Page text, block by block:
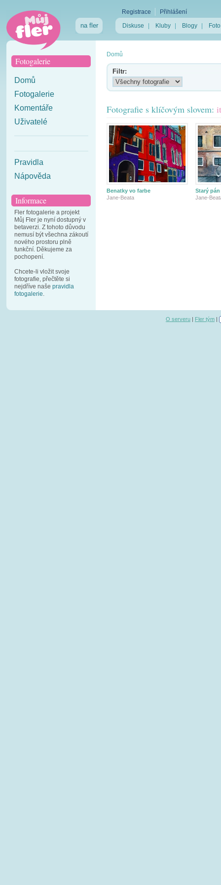
na fler
Registrace
Přihlášení
Diskuse
Kluby Blogy Foto
Fotogalerie
Domů
Fotogalerie
Komentáře
Uživatelé
Pravidla
Nápověda
Informace
Fler fotogalerie a projekt
Můj Fler je nyní dostupný v
betaverzi. Z tohoto důvodu
nemusí být všechna zákoutí
nového prostoru plně
funkční. Děkujeme za
pochopení.
Chcete-li vložit svoje
fotografie, přečtěte si
nejdříve naše pravidla
fotogalerie.
Domů
Filtr:
Fotografie s klíčovým slovem:
Benatky vo farbe
Jane-Beata
Starý
Jane-
O serveru | Fler tým |